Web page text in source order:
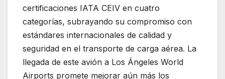
certificaciones IATA CEIV en cuatro
categorías, subrayando su compromiso con
estándares internacionales de calidad y
seguridad en el transporte de carga aérea. La
llegada de este avión a Los Ángeles World
Airports promete mejorar aún más los